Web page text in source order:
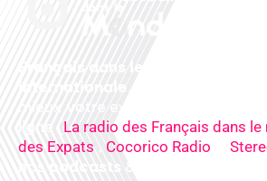
La radio des Français dans le
des Expats
Cocorico Radio